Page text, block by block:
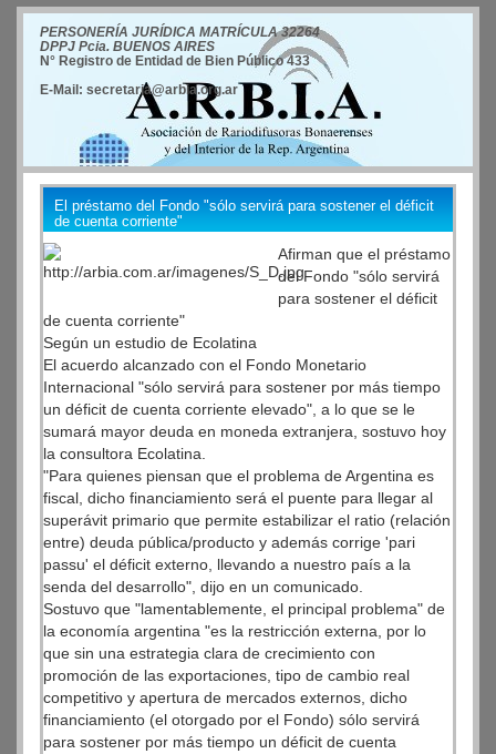
PERSONERÍA JURÍDICA MATRÍCULA 32264
DPPJ Pcia. BUENOS AIRES
N° Registro de Entidad de Bien Público 433
E-Mail: secretaria@arbia.org.ar
El préstamo del Fondo "sólo servirá para sostener el déficit
de cuenta corriente"
Afirman que el préstamo
del Fondo "sólo servirá
para sostener el déficit
de cuenta corriente"
Según un estudio de Ecolatina
El acuerdo alcanzado con el Fondo Monetario
Internacional "sólo servirá para sostener por más tiempo
un déficit de cuenta corriente elevado", a lo que se le
sumará mayor deuda en moneda extranjera, sostuvo hoy
la consultora Ecolatina.
"Para quienes piensan que el problema de Argentina es
fiscal, dicho financiamiento será el puente para llegar al
superávit primario que permite estabilizar el ratio (relación
entre) deuda pública/producto y además corrige 'pari
passu' el déficit externo, llevando a nuestro país a la
senda del desarrollo", dijo en un comunicado.
Sostuvo que "lamentablemente, el principal problema" de
la economía argentina "es la restricción externa, por lo
que sin una estrategia clara de crecimiento con
promoción de las exportaciones, tipo de cambio real
competitivo y apertura de mercados externos, dicho
financiamiento (el otorgado por el Fondo) sólo servirá
para sostener por más tiempo un déficit de cuenta